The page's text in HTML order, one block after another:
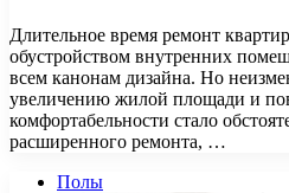
Длительное время ремонт
обустройством внутренних
всем канонам дизайна. Но
увеличению жилой площади и
комфортабельности стало
расширенного ремонта, …
Полы